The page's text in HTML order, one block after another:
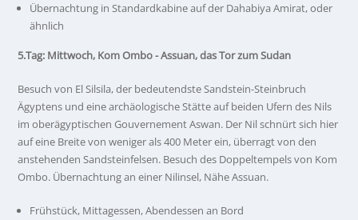
Übernachtung in Standardkabine auf der Dahabiya Amirat, oder
ähnlich
5.Tag: Mittwoch, Kom Ombo - Assuan, das Tor zum Sudan
Besuch von El Silsila, der bedeutendste Sandstein-Steinbruch
Ägyptens und eine archäologische Stätte auf beiden Ufern des Nils
im oberägyptischen Gouvernement Aswan. Der Nil schnürt sich hier
auf eine Breite von weniger als 400 Meter ein, überragt von den
anstehenden Sandsteinfelsen. Besuch des Doppeltempels von Kom
Ombo. Übernachtung an einer Nilinsel, Nähe Assuan.
Frühstück, Mittagessen, Abendessen an Bord